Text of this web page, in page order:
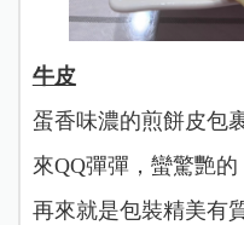
牛皮
蛋香味濃的煎餅皮包
來QQ彈彈，蠻驚艷的
再來就是包裝精美有